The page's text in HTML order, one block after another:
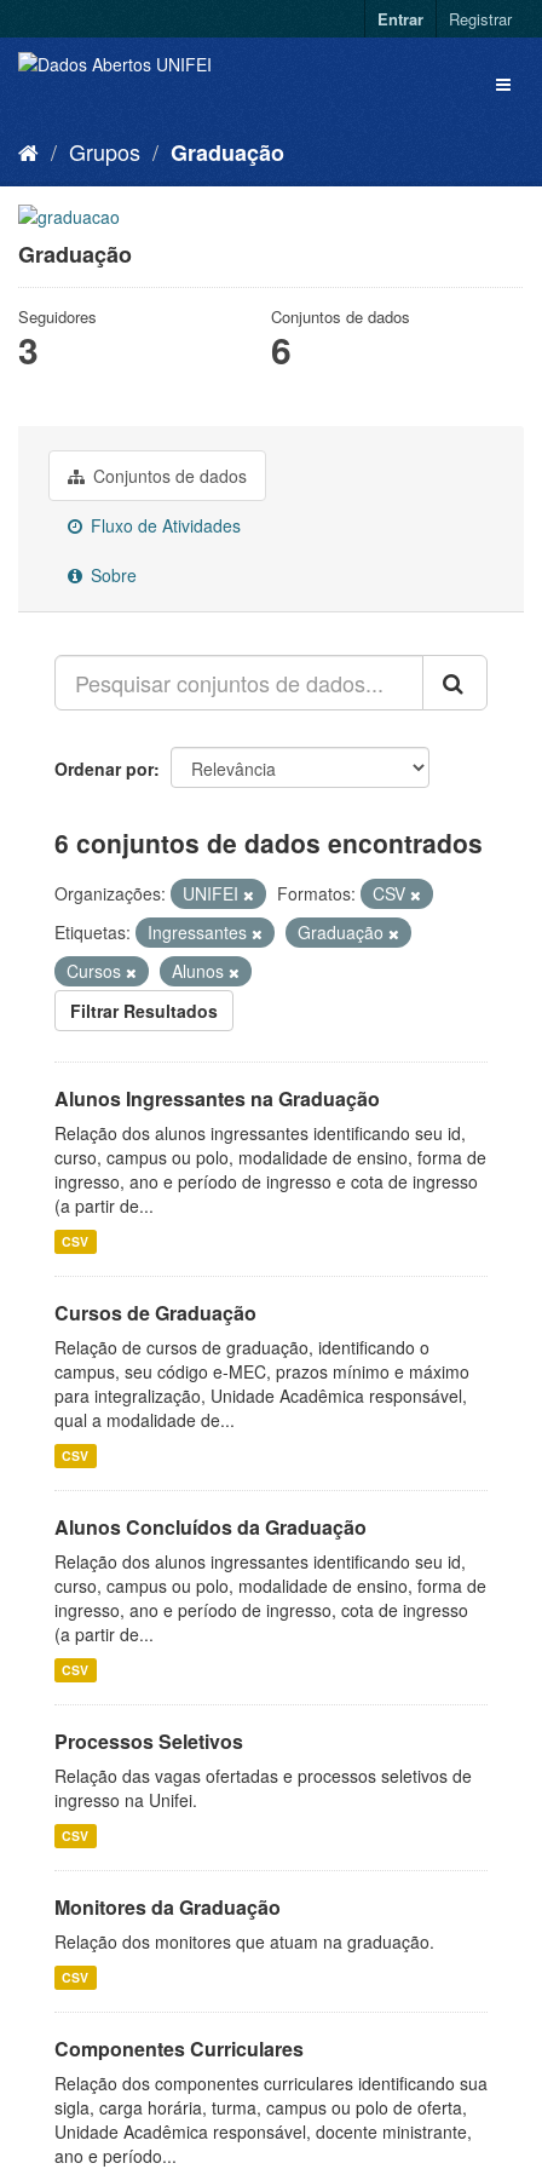
Entrar Registrar
Grupos Graduação
Graduação
Seguidores
3
Conjuntos de dados
6
Conjuntos de dados
Fluxo de Atividades
Sobre
Ordenar por
6 conjuntos de dados encontrados
Organizações: UNIFEI Formatos:
CSV
Etiquetas:
Ingressantes
Graduação
Cursos
Alunos
Filtrar Resultados
Alunos Ingressantes na Graduação
Relação dos alunos ingressantes identificando seu id,
curso, campus ou polo, modalidade de ensino, forma de
ingresso, ano e período de ingresso e cota de ingresso
(a partir de...
CSV
Cursos de Graduação
Relação de cursos de graduação, identificando o
campus, seu código e-MEC, prazos mínimo e máximo
para integralização, Unidade Acadêmica responsável,
qual a modalidade de...
CSV
Alunos Concluídos da Graduação
Relação dos alunos ingressantes identificando seu id,
curso, campus ou polo, modalidade de ensino, forma de
ingresso, ano e período de ingresso, cota de ingresso
(a partir de...
CSV
Processos Seletivos
Relação das vagas ofertadas e processos seletivos de
ingresso na Unifei.
CSV
Monitores da Graduação
Relação dos monitores que atuam na graduação.
CSV
Componentes Curriculares
Relação dos componentes curriculares identificando sua
sigla, carga horária, turma, campus ou polo de oferta,
Unidade Acadêmica responsável, docente ministrante,
ano e período...